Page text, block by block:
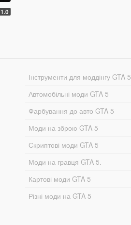
1.0
Інструменти для моддінгу GTA 5
Автомобільні моди GTA 5
Фарбування до авто GTA 5
Моди на зброю GTA 5
Скриптові моди GTA 5
Моди на гравця GTA 5.
Картові моди GTA 5
Різні моди на GTA 5